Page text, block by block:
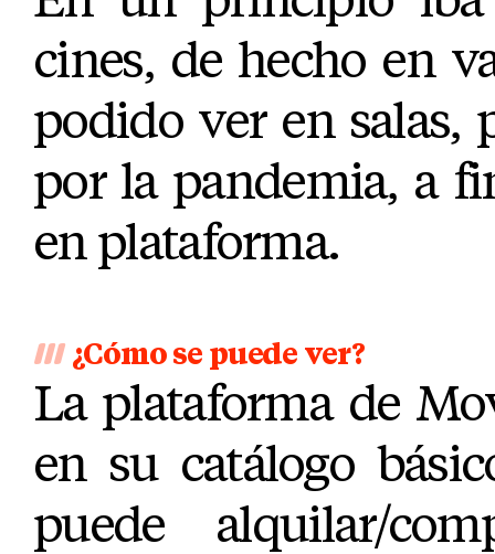
cines, de hecho en
podido ver en salas,
por la pandemia, a
en plataforma.
¿Cómo se puede ver?
La plataforma de
en su catálogo
puede alquilar/